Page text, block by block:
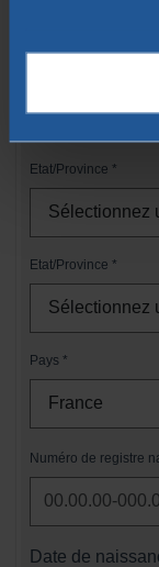
Etat/Province
Etat/Province
Pays
Numéro de registre
Date de